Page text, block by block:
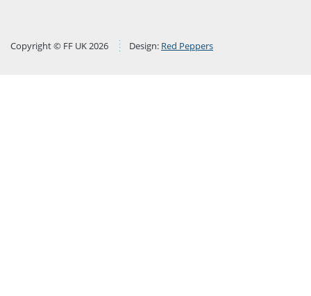
Copyright © FF UK 2026 Design: Red Peppers